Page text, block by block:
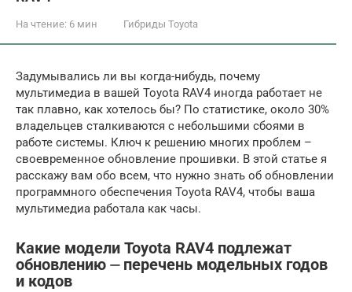
На чтение: 6 мин Гибриды Toyota
Задумывались ли вы когда-нибудь, почему
мультимедиа в вашей Toyota RAV4 иногда работает не
так плавно, как хотелось бы? По статистике, около 30%
владельцев сталкиваются с небольшими сбоями в
работе системы. Ключ к решению многих проблем –
своевременное обновление прошивки. В этой статье я
расскажу вам обо всем, что нужно знать об обновлении
программного обеспечения Toyota RAV4, чтобы ваша
мультимедиа работала как часы.
Какие модели Toyota RAV4 подлежат
обновлению ⏤ перечень модельных годов
и кодов